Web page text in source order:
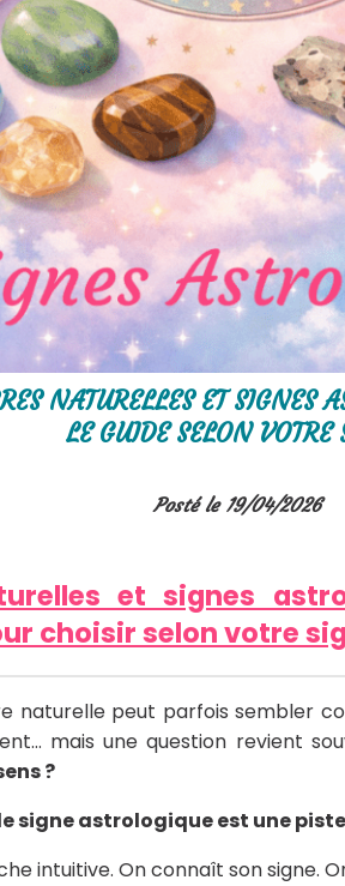
NATURELLES ET SIGNES
LE GUIDE SELON VOTRE
Posté le 19/04/2026
et signes
choisir selon votre
naturelle peut parfois sembler
mais une question revient
?
signe astrologique est une
intuitive. On connaît son signe.